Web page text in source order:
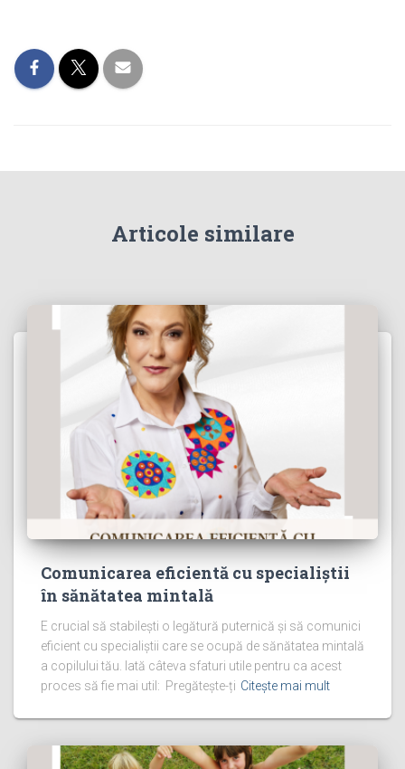
Articole similare
Comunicarea eficientă cu specialiștii
în sănătatea mintală
E crucial să stabilești o legătură puternică și să comunici
eficient cu specialiștii care se ocupă de sănătatea mintală
a copilului tău. Iată câteva sfaturi utile pentru ca acest
proces să fie mai util: Pregătește-ți Citește mai mult